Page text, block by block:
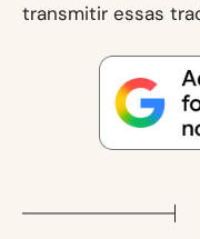
transmitir essas